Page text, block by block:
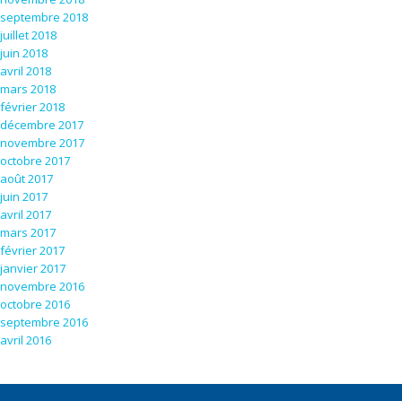
septembre 2018
juillet 2018
juin 2018
avril 2018
mars 2018
février 2018
décembre 2017
novembre 2017
octobre 2017
août 2017
juin 2017
avril 2017
mars 2017
février 2017
janvier 2017
novembre 2016
octobre 2016
septembre 2016
avril 2016